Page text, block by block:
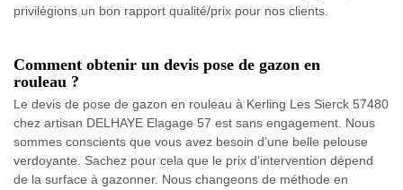
privilégions un bon rapport qualité/prix pour nos clients.
Comment obtenir un devis pose de gazon en
rouleau ?
Le devis de pose de gazon en rouleau à Kerling Les Sierck 57480
chez artisan DELHAYE Elagage 57 est sans engagement. Nous
sommes conscients que vous avez besoin d’une belle pelouse
verdoyante. Sachez pour cela que le prix d’intervention dépend
de la surface à gazonner. Nous changeons de méthode en